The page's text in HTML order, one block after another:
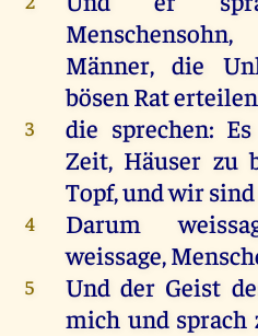
Männer,die
bösenRaterteilen
3 die sprechen: Es
Zeit, Häuser zu
Topf,undwirsind
4 Darum
weissage,
5 Und der Geist
mich und sprach